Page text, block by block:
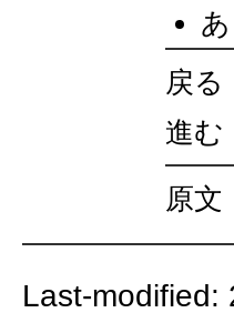
戻る
進む
原文
Last-modified: